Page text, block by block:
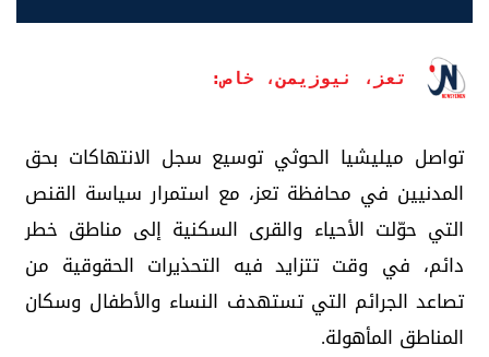
تعز، نيوزيمن، خاص:
تواصل ميليشيا الحوثي توسيع سجل الانتهاكات بحق
المدنيين في محافظة تعز، مع استمرار سياسة القنص
التي حوّلت الأحياء والقرى السكنية إلى مناطق خطر
دائم، في وقت تتزايد فيه التحذيرات الحقوقية من
تصاعد الجرائم التي تستهدف النساء والأطفال وسكان
المناطق المأهولة.